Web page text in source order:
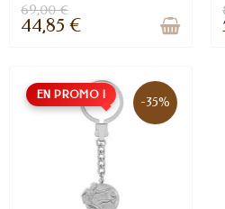
69,00 €
44,85 €
EN PROMO ! -35%